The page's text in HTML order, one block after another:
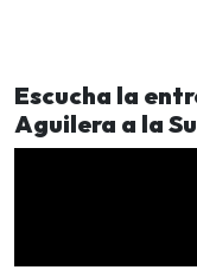
Escucha la
Aguilera a la